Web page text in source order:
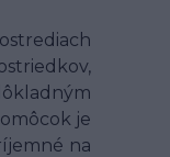
je
na